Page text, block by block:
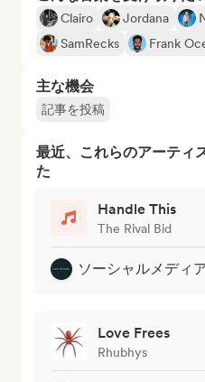
Clairo Jordana
SamRecks
Frank
主な機会
記事を投稿
最近、これらのアーティ
た
Handle This
The Rival Bid
ソーシャルメディ
Love Frees
Rhubhys